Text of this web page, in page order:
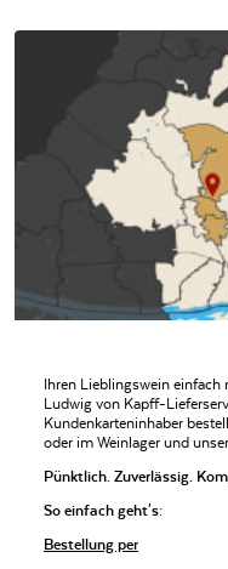
Ihren Lieblingswein einfach
Ludwig von Kapff-
Kundenkarteninhaber
oder im Weinlager und
Pünktlich. Zuverlässig.
So einfach geht's:
Bestellung per